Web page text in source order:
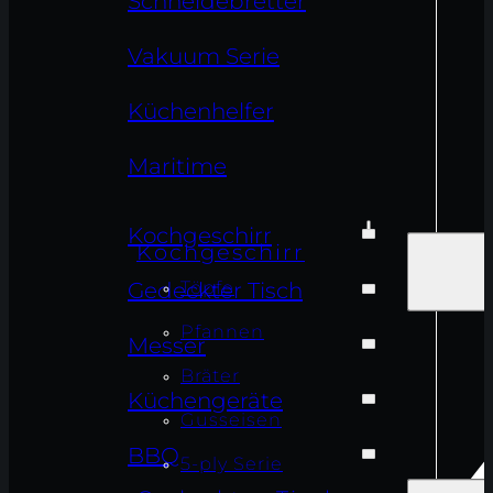
Vakuum Serie
Küchenhelfer
Maritime
Kochgeschirr
Gedeckter Tisch
Messer
Küchengeräte
BBQ
Kochgeschirr
Töpfe
Pfannen
Bräter
Gusseisen
5-ply Serie